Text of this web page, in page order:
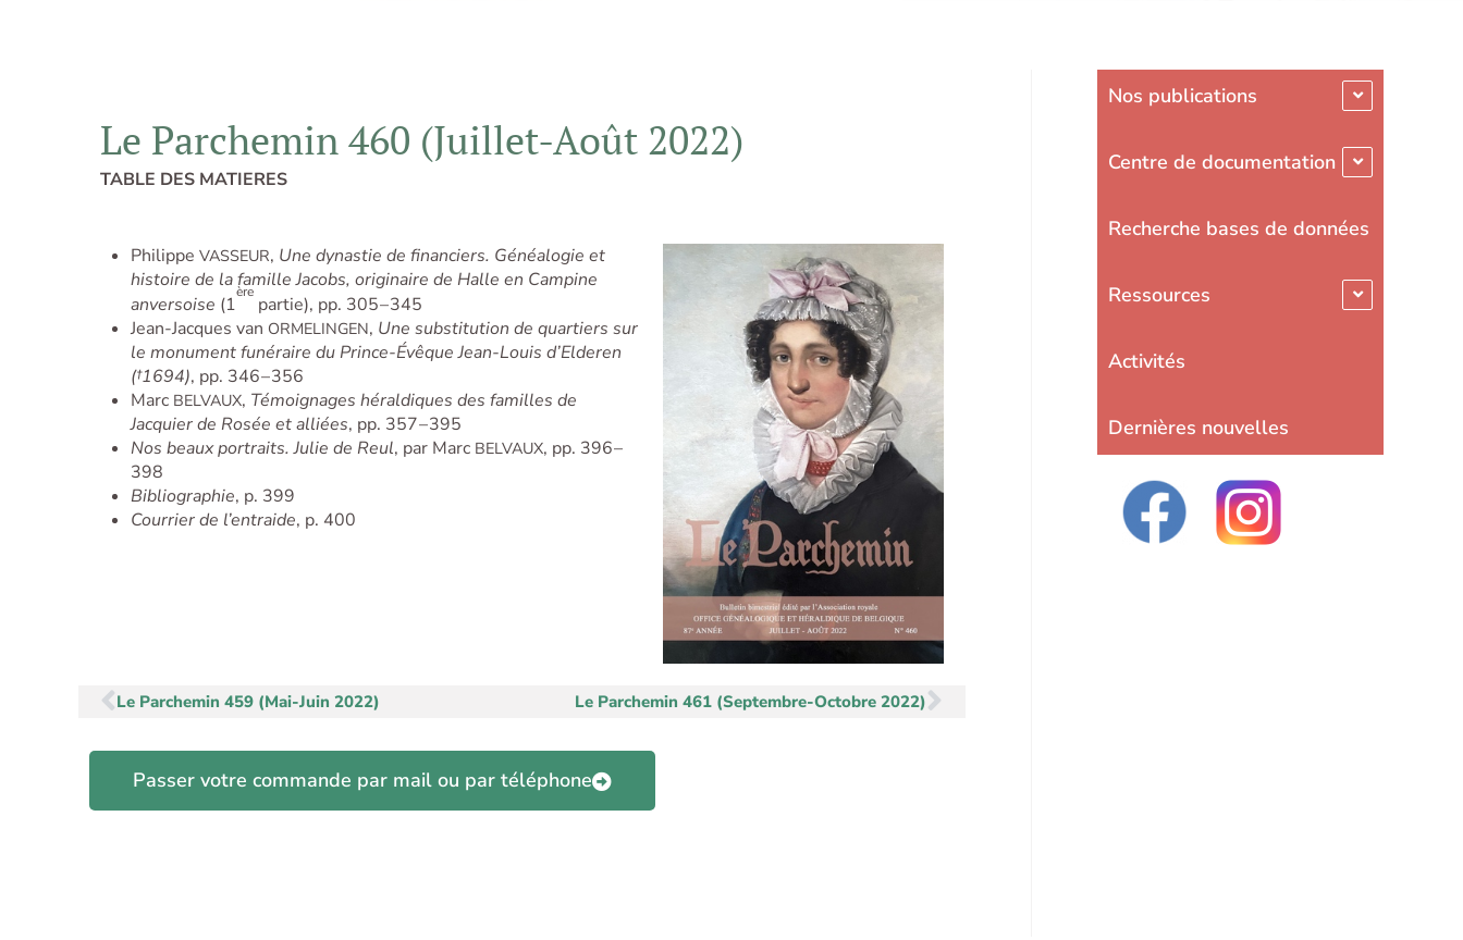
Le Parchemin 460 (Juillet-Août 2022)
TABLE DES MATIERES
Philippe VASSEUR, Une dynastie de financiers. Généalogie et
histoire de la famille Jacobs, originaire de Halle en Campine
anversoise (1
ère
partie), pp. 305 – 345
Jean-Jacques van ORMELINGEN, Une substitution de quartiers sur
le monument funéraire du Prince-Évêque Jean-Louis d’Elderen
(†1694), pp. 346 – 356
Marc BELVAUX, Témoignages héraldiques des familles de
Jacquier de Rosée et alliées, pp. 357 – 395
Nos beaux portraits. Julie de Reul, par Marc BELVAUX, pp. 396 –
398
Bibliographie, p. 399
Courrier de l’entraide, p. 400
Précédent
Le Parchemin 459 (Mai-Juin 2022) Le Parchemin 461 (Septembre-Octobre 2022)Suivant
Passer votre commande par mail ou par téléphone
Nos publications
Centre de documentation
Recherche bases de données
Ressources
Activités
Dernières nouvelles